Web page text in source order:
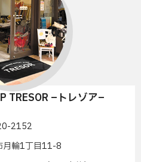
TRESOR –トレゾア–
2152
月輪1丁目11-8